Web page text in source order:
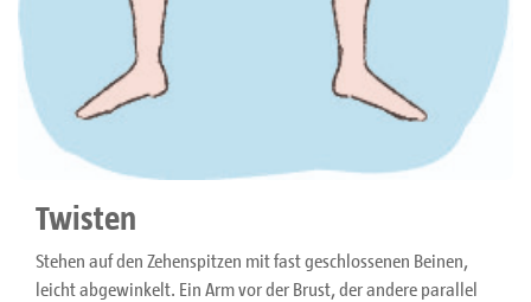
Twisten
Stehen auf den Zehenspitzen mit fast geschlossenen Beinen,
leicht abgewinkelt. Ein Arm vor der Brust, der andere parallel